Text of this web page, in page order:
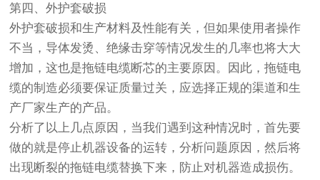
第四、外护套破损
外护套破损和生产材料及性能有关，但如果使用者操作
不当，导体发烫、绝缘击穿等情况发生的几率也将大大
增加，这也是拖链电缆断芯的主要原因。因此，拖链电
缆的制造必须要保证质量过关，应选择正规的渠道和生
产厂家生产的产品。
分析了以上几点原因，当我们遇到这种情况时，首先要
做的就是停止机器设备的运转，分析问题原因，然后将
出现断裂的拖链电缆替换下来，防止对机器造成损伤。